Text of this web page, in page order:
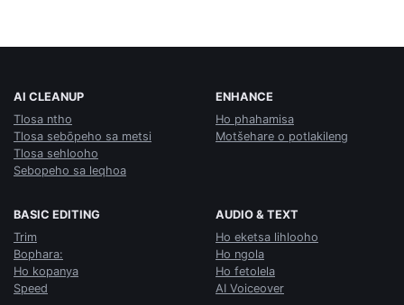
AI CLEANUP
Tlosa ntho
Tlosa sebōpeho sa metsi
Tlosa sehlooho
Sebopeho sa leqhoa
ENHANCE
Ho phahamisa
Motšehare o potlakileng
BASIC EDITING
Trim
Bophara:
Ho kopanya
Speed
AUDIO & TEXT
Ho eketsa lihlooho
Ho ngola
Ho fetolela
AI Voiceover